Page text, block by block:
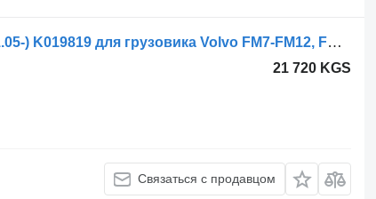
Главный тормозной кран Volvo ФМ (01.05-) K019819 для грузовика Volvo FM7-FM12, FM, FMX (1998-2014)
21 720 KGS
Связаться с продавцом